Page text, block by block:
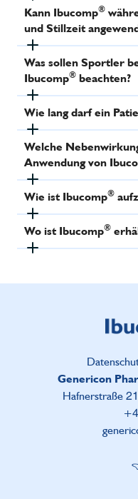
Kann Ibucomp®
und Stillzeit
Was sollen Sportler
Ibucomp® beachten?
Wie lang darf ein
Welche
Anwendung von
Wie ist Ibucomp®
Wo ist Ibucomp®
Genericon
Hafnerstraße